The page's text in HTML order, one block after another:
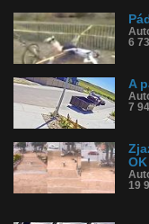
Kategória: deti
Tagy: pád z bicykla,
bmx, fail, detský pád
História sledovanosti videa:
6
A
7
OK
19